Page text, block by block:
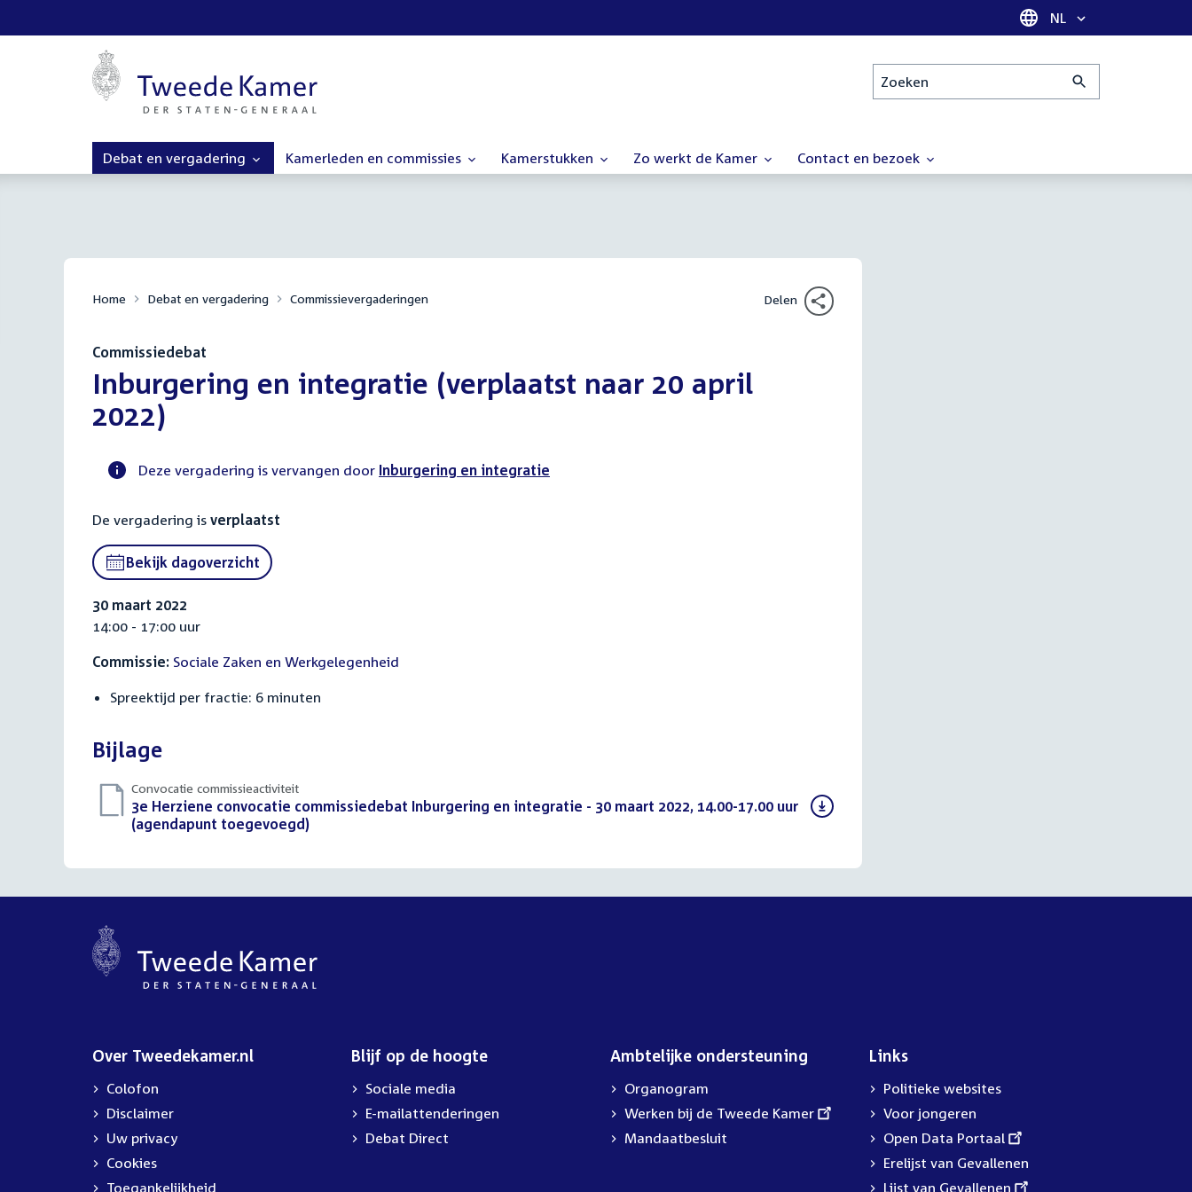
Taal selectie
NL
Zoeken
Debat en vergadering Kamerleden en commissies Kamerstukken Zo werkt de Kamer Contact en bezoek
Home Debat en vergadering Commissievergaderingen Delen
Commissiedebat
:Inburgering en integratie (verplaatst naar 20 april
2022)
commissie
activiteit
Deze vergadering is vervangen door Inburgering en integratie
De vergadering is verplaatst
Bekijk dagoverzicht
30 maart 2022
14:00 - 17:00 uur
Commissie: Sociale Zaken en Werkgelegenheid
Spreektijd per fractie: 6 minuten
Bijlage
Convocatie commissieactiviteit
Download
bestand:
3e Herziene convocatie commissiedebat Inburgering en integratie - 30 maart 2022, 14.00-17.00 uur
(agendapunt toegevoegd)
Over Tweedekamer.nl
Colofon
Disclaimer
Uw privacy
Cookies
Toegankelijkheid
Blijf op de hoogte
Sociale media
E-mailattenderingen
Debat Direct
Ambtelijke ondersteuning
Organogram
External
link:
Werken bij de Tweede Kamer
Mandaatbesluit
Links
Politieke websites
Voor jongeren
External
link:
Open Data Portaal
Erelijst van Gevallenen
External
Lijst van Gevallenen